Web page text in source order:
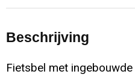
Beschrijving
Fietsbel met